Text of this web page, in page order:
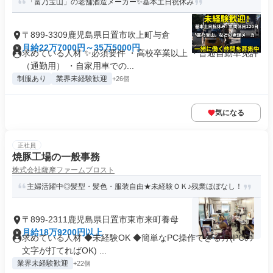
「富乃宝山」の老舗酒造メーカー✨基本土日祝休み
〒899-3309鹿児島県日置市吹上町与倉
月給22万7000円～35万5000円
求めている人材 ✨必須要件 ・高校卒業以上 ・普通自動車免許
（通勤用） ・自家用車での...
制服あり 業界未経験歓迎 +26個
気になる
正社員
焼豚工場の一般事務
株式会社薩摩ファームブロスト
主婦活躍中◎髪型・髪色・服装自由★未経験ＯＫ♪残業ほぼなし！
〒899-2311鹿児島県日置市東市来町養母
月給18万9200円以上
求めている人材 ◆未経験OK ◆簡単なPC操作できる方(PCの
文字が打てればOK) ...
業界未経験歓迎 +22個